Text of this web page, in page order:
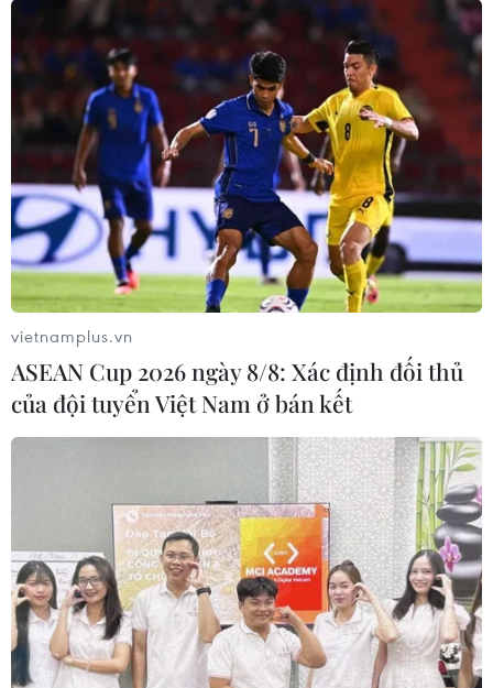
vietnamplus.vn
ASEAN Cup 2026 ngày 8/8: Xác định đối thủ
của đội tuyển Việt Nam ở bán kết